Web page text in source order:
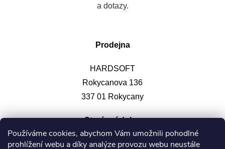
Používáme cookies, abychom Vám umožnili pohodlné
prohlížení webu a díky analýze provozu webu neustále
a dotazy.
Prodejna
HARDSOFT
Rokycanova 136
337 01 Rokycany
Otevírací doba: